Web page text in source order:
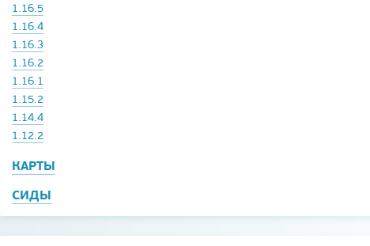
1.16.5
1.16.4
1.16.3
1.16.2
1.16.1
1.15.2
1.14.4
1.12.2
КАРТЫ
СИДЫ